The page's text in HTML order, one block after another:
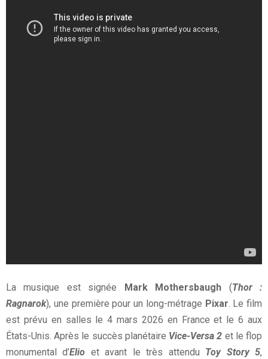
La musique est signée Mark Mothersbaugh (Thor :
Ragnarok), une première pour un long-métrage Pixar. Le film
est prévu en salles le 4 mars 2026 en France et le 6 aux
États-Unis. Après le succès planétaire Vice-Versa 2 et le flop
monumental d’Elio et avant le très attendu Toy Story 5,